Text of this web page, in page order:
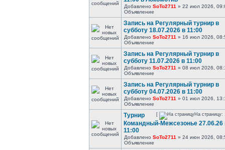
Добавлено SoTo2711 » 22 июл 2026,
Объявление
Запись на Регулярный турнир в
субботу 18.07.2026 в 11:00
Добавлено SoTo2711 » 16 июл 2026,
Объявление
Запись на Регулярный турнир в
субботу 11.07.2026 в 11:00
Добавлено SoTo2711 » 08 июл 2026,
Объявление
Запись на Регулярный турнир в
субботу 04.07.2026 в 11:00
Добавлено SoTo2711 » 01 июл 2026,
Объявление
[ На страницу:
Турнир
Командный-Межсезонье 27.06.26
11:00
Добавлено SoTo2711 » 24 июн 2026,
Объявление